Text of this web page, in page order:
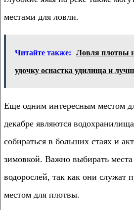
местами для ловли.
Читайте также: Ловля плотвы
удочку оснастка удилища и
Еще одним интересным местом
декабре являются
собираться в больших стаях и
зимовкой. Важно выбирать
водорослей, так как они служат
местом для плотвы.